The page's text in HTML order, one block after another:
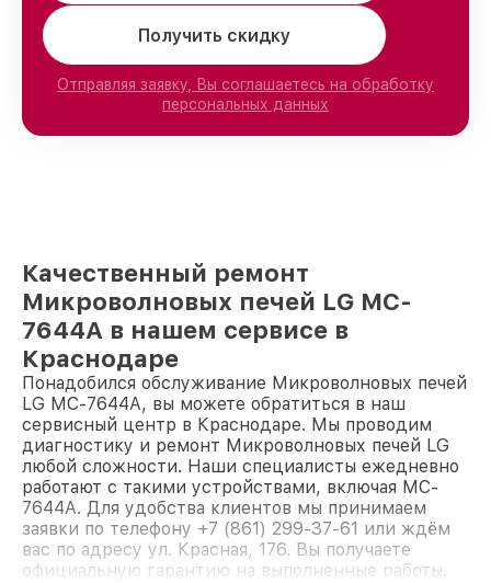
Получить скидку
Отправляя заявку, Вы соглашаетесь на обработку
персональных данных
Качественный ремонт
Микроволновых печей LG MC-
7644A в нашем сервисе в
Краснодаре
Понадобился обслуживание Микроволновых печей
LG MC-7644A, вы можете обратиться в наш
сервисный центр в Краснодаре. Мы проводим
диагностику и ремонт Микроволновых печей LG
любой сложности. Наши специалисты ежедневно
работают с такими устройствами, включая MC-
7644A. Для удобства клиентов мы принимаем
заявки по телефону +7 (861) 299-37-61 или ждём
вас по адресу ул. Красная, 176. Вы получаете
официальную гарантию на выполненные работы.